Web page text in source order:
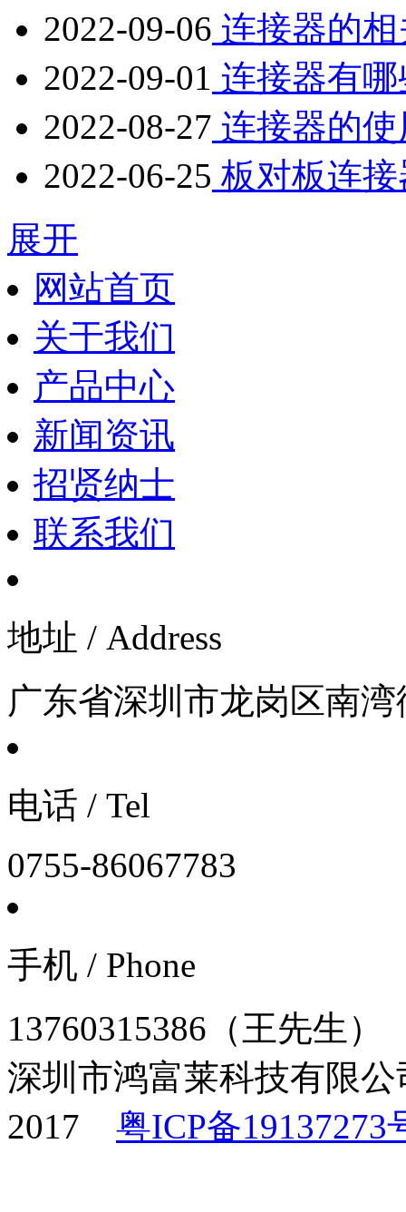
2022-09-06 连接器的
2022-09-01 连接器有
2022-08-27 连接器的
2022-06-25 板对板连
展开
网站首页
关于我们
产品中心
新闻资讯
招贤纳士
联系我们
地址 / Address
广东省深圳市龙岗区南
电话 / Tel
0755-86067783
手机 / Phone
13760315386（王先生）
深圳市鸿富莱科技有
2017 粤ICP备19137273